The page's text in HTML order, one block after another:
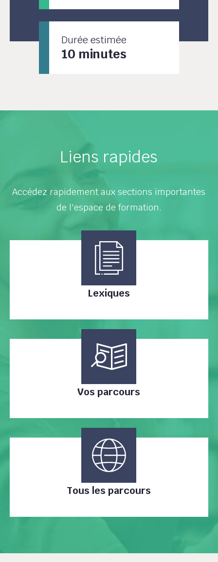
Durée estimée
10 minutes
Liens rapides
Accédez rapidement aux sections importantes
de l'espace de formation.
Lexiques
Vos parcours
Tous les parcours